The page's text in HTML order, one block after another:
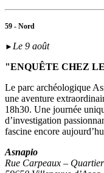
59 - Nord
► Le 9 août
"ENQUÊTE CHEZ
Le parc archéologique
une aventure
18h30. Une journée
d’investigation
fascine encore
Asnapio
Rue Carpeaux –